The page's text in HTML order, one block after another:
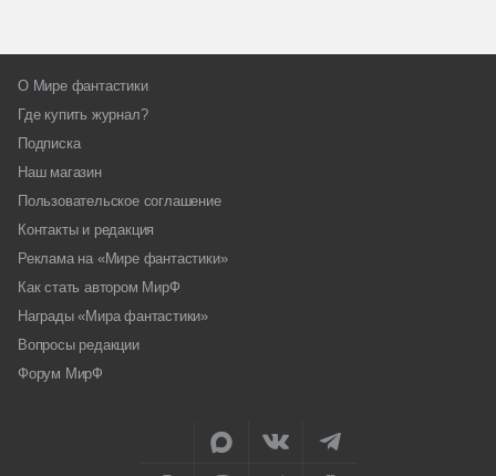
О Мире фантастики
Где купить журнал?
Подписка
Наш магазин
Пользовательское соглашение
Контакты и редакция
Реклама на «Мире фантастики»
Как стать автором МирФ
Награды «Мира фантастики»
Вопросы редакции
Форум МирФ